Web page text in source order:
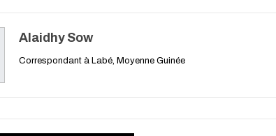
Alaidhy Sow
Correspondant à Labé, Moyenne Guinée